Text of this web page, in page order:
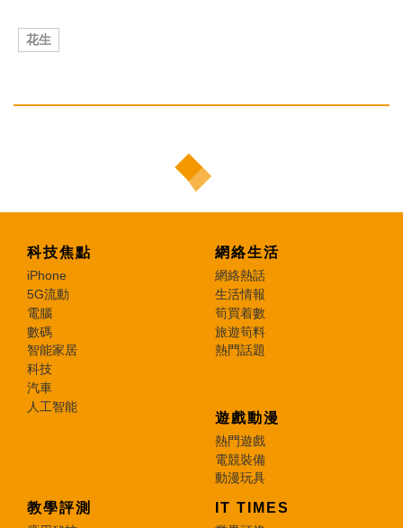
花生
科技焦點
iPhone
5G流動
電腦
數碼
智能家居
科技
汽車
人工智能
網絡生活
網絡熱話
生活情報
筍買着數
旅遊筍料
熱門話題
遊戲動漫
熱門遊戲
電競裝備
動漫玩具
教學評測 IT TIMES